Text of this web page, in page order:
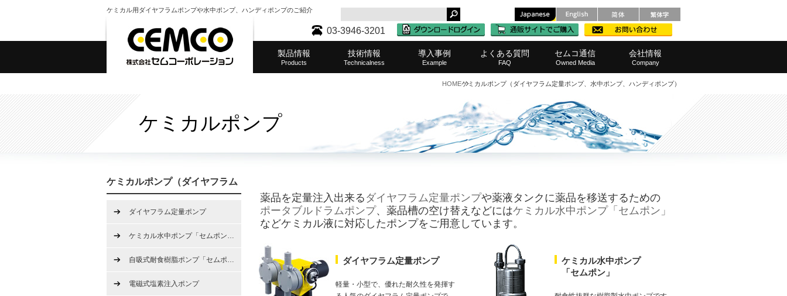
ケミカル用ダイヤフラムポンプや水中ポンプ、ハンディポンプのご紹介
製品情報
Products
技術情報
Technicalness
導入事例
Example
表面処理
半導体・液晶
水処理
化学・薬品
水産業
食品・化粧品
その他
よくある質問
FAQ
水質測定器
ケミカルポンプ
攪拌機(撹拌機)
中和装置
タンク・レベル計
水耕栽培機
濾過（ろ過）器
その他製品
取扱製品・範囲
ご購入・窓口
業務範囲
サポート・メンテナンス
セムコ通信
Owned Media
会社情報
Company
代表挨拶
会社概要
経営理念
事業所へのアクセス
SDGsへの取り組み
採用情報
03-3946-3201
HOMEケミカルポンプ（ダイヤフラム定量ポンプ、水中ポンプ、ハンディポンプ）
ケミカルポンプ（ダイヤフラム
ダイヤフラム定量ポンプ
ケミカル水中ポンプ「セムポン…
自吸式耐食樹脂ポンプ「セムポ…
電磁式塩素注入ポンプ
ケミカルポンプ
薬品を定量注入出来る ダイヤフラム定量ポンプや薬液タンクに薬品を移送するための
ポータブルドラムポンプ、薬品槽の空け替えなどにはケミカル水中ポンプ「セムポン」
などケミカル液に対応したポンプをご用意しています。
ダイヤフラム定量ポンプ
軽量・小型で、優れた耐久性を発揮す
ケミカル水中ポンプ
「セムポン」